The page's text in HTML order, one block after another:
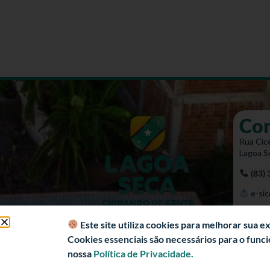
Rua
Lagoa
(83)
e-
Este site utiliza cookies para melhorar sua
Cookies essenciais são necessários para o
nossa Política de Privacidade.